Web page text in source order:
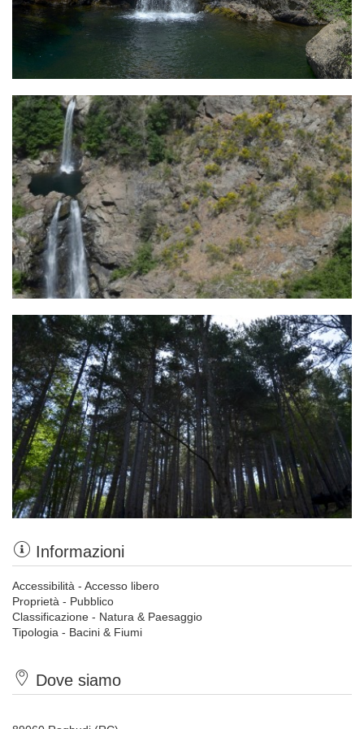
Informazioni
Accessibilità - Accesso libero
Proprietà - Pubblico
Classificazione - Natura & Paesaggio
Tipologia - Bacini & Fiumi
Dove siamo